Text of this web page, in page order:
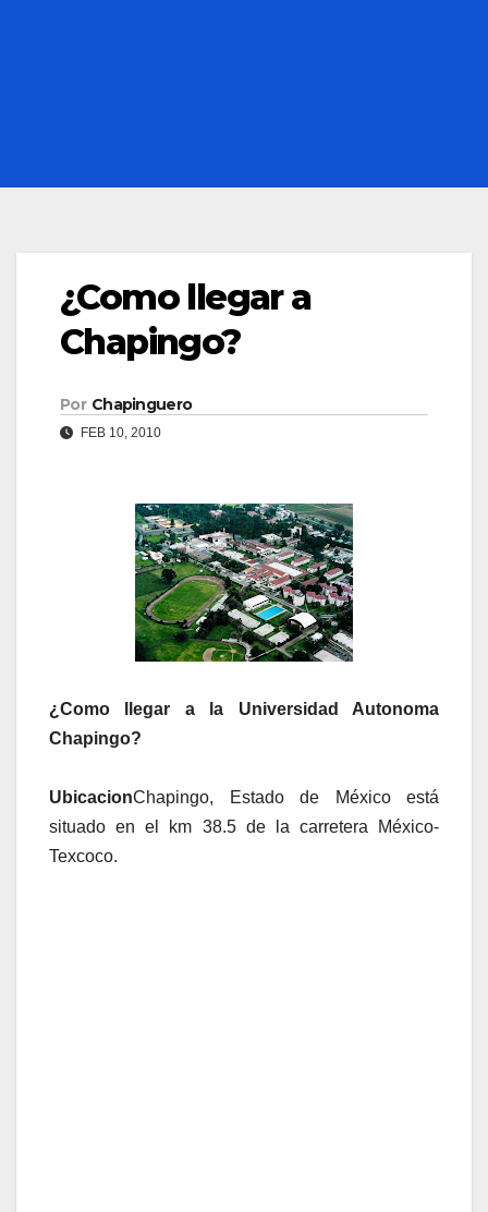
¿Como llegar a
Chapingo?
Por Chapinguero
FEB 10, 2010
¿Como llegar a la Universidad Autonoma
Chapingo?
UbicacionChapingo, Estado de México está
situado en el km 38.5 de la carretera México-
Texcoco.